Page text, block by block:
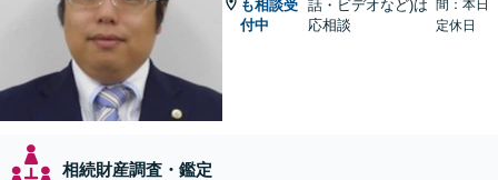
も相談受
付中
話・ビデオなど)は
応相談
間：本日
定休日
相続財産調査・鑑定